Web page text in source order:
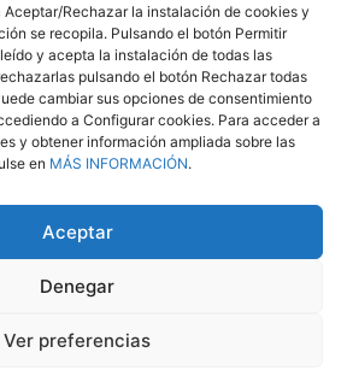
Rechazar la instalación de cookies y
se recopila. Pulsando el botón Permitir
y acepta la instalación de todas las
pulsando el botón Rechazar todas
cambiar sus opciones de consentimiento
a Configurar cookies. Para acceder a
y obtener información ampliada sobre las
en MÁS INFORMACIÓN.
Aceptar
Denegar
Ver preferencias
Twitter Instagram
AVISO LEGAL
ACCESIBILIDAD
DE PROTECCIÓN DE DATOS